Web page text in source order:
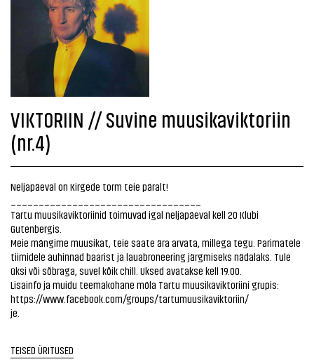
VIKTORIIN // Suvine muusikaviktoriin
(nr.4)
Neljapäeval on Kirgede torm teie päralt!
Tartu muusikaviktoriinid toimuvad igal neljapäeval kell 20 Klubi
Gutenbergis.
Meie mängime muusikat, teie saate ära arvata, millega tegu. Parimatele
tiimidele auhinnad baarist ja lauabroneering järgmiseks nädalaks. Tule
üksi või sõbraga, suvel kõik chill. Uksed avatakse kell 19.00.
Lisainfo ja muidu teemakohane möla Tartu muusikaviktoriini grupis:
https://www.facebook.com/groups/tartumuusikaviktoriin/
je.
TEISED ÜRITUSED